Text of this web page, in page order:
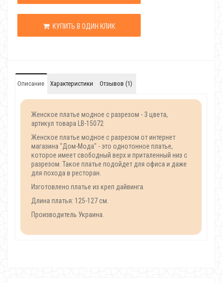
КУПИТЬ В ОДИН КЛИК
Описание Характеристики Отзывов (1)
Женское платье модное с разрезом - 3 цвета,
артикул товара LB-15072
Женское платье модное с разрезом от интернет
магазина "Дом-Мода" - это однотонное платье,
которое имеет свободный верх и приталенный низ с
разрезом. Такое платье подойдет для офиса и даже
для похода в ресторан.
Изготовлено платье из креп дайвинга.
Длина платья: 125-127 см.
Производитель Украина.